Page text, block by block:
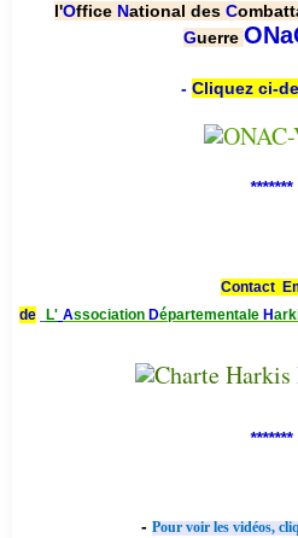
l'Office National des C
Guerre
- Cliquez ci-
*******
Contact
de
L' Association Départementale H
*******
- Pour voir les vidéos,